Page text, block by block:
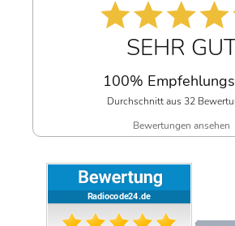
SEHR
100%
Durchschnitt aus 32
Bewertungen ansehen